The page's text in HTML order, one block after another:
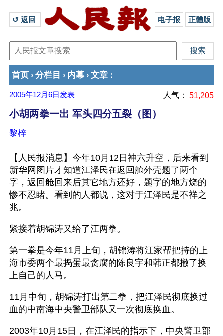
↺ 返回 电子报 正體版
首页 › 分栏目 › 内幕 › 文章 ：
2005年12月6日 发表 人气： 51,205
小胡两拳一出 军头四分五裂（图）
黎梓
【人民报消息】今年10月12日神六升空，后来看到
新华网图片才知道江泽民在返回舱外壳题了两个
字，返回舱回来后其它地方还好，题字的地方烧的
惨不忍睹。看到的人都说，这对于江泽民是不祥之
兆。
紧接着胡锦涛又给了江两拳。
第一拳是今年11月上旬，胡锦涛将江家帮把持的上
海市委两个最捣蛋最贪腐的陈良宇和韩正都撤了换
上自己的人马。
11月中旬，胡锦涛打出第二拳，把江泽民彻底换过
血的中南海中央警卫部队又一次彻底换血。
2003年10月15日，在江泽民的指示下，中央警卫部